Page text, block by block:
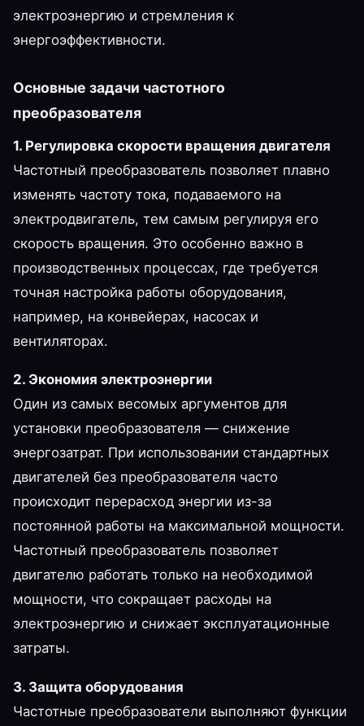
электроэнергию и стремления к
энергоэффективности.
Основные задачи частотного
преобразователя
1. Регулировка скорости вращения двигателя
Частотный преобразователь позволяет плавно
изменять частоту тока, подаваемого на
электродвигатель, тем самым регулируя его
скорость вращения. Это особенно важно в
производственных процессах, где требуется
точная настройка работы оборудования,
например, на конвейерах, насосах и
вентиляторах.
2. Экономия электроэнергии
Один из самых весомых аргументов для
установки преобразователя — снижение
энергозатрат. При использовании стандартных
двигателей без преобразователя часто
происходит перерасход энергии из-за
постоянной работы на максимальной мощности.
Частотный преобразователь позволяет
двигателю работать только на необходимой
мощности, что сокращает расходы на
электроэнергию и снижает эксплуатационные
затраты.
3. Защита оборудования
Частотные преобразователи выполняют функции